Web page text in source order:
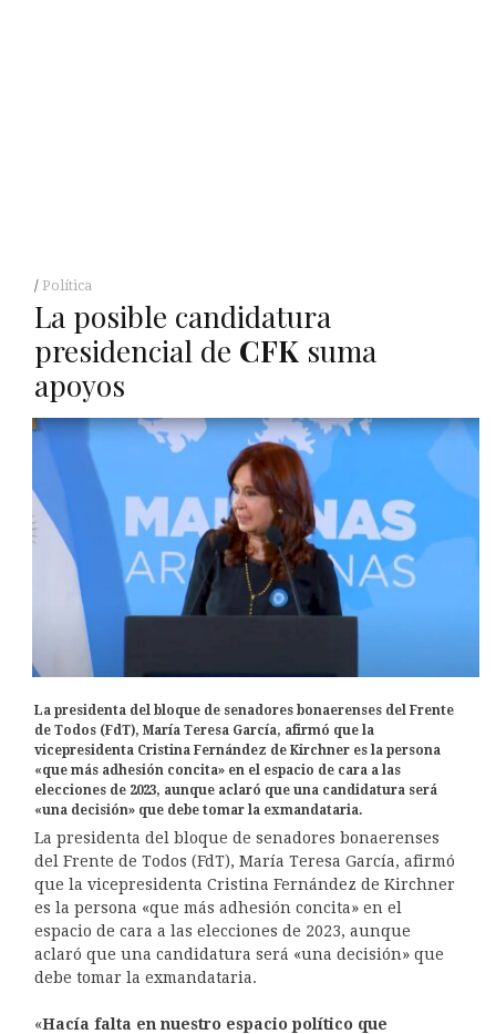
Política
La posible candidatura
presidencial de CFK suma
apoyos
La presidenta del bloque de senadores bonaerenses del Frente
de Todos (FdT), María Teresa García, afirmó que la
vicepresidenta Cristina Fernández de Kirchner es la persona
«que más adhesión concita» en el espacio de cara a las
elecciones de 2023, aunque aclaró que una candidatura será
«una decisión» que debe tomar la exmandataria.
La presidenta del bloque de senadores bonaerenses
del Frente de Todos (FdT), María Teresa García, afirmó
que la vicepresidenta Cristina Fernández de Kirchner
es la persona «que más adhesión concita» en el
espacio de cara a las elecciones de 2023, aunque
aclaró que una candidatura será «una decisión» que
debe tomar la exmandataria.
«Hacía falta en nuestro espacio político que